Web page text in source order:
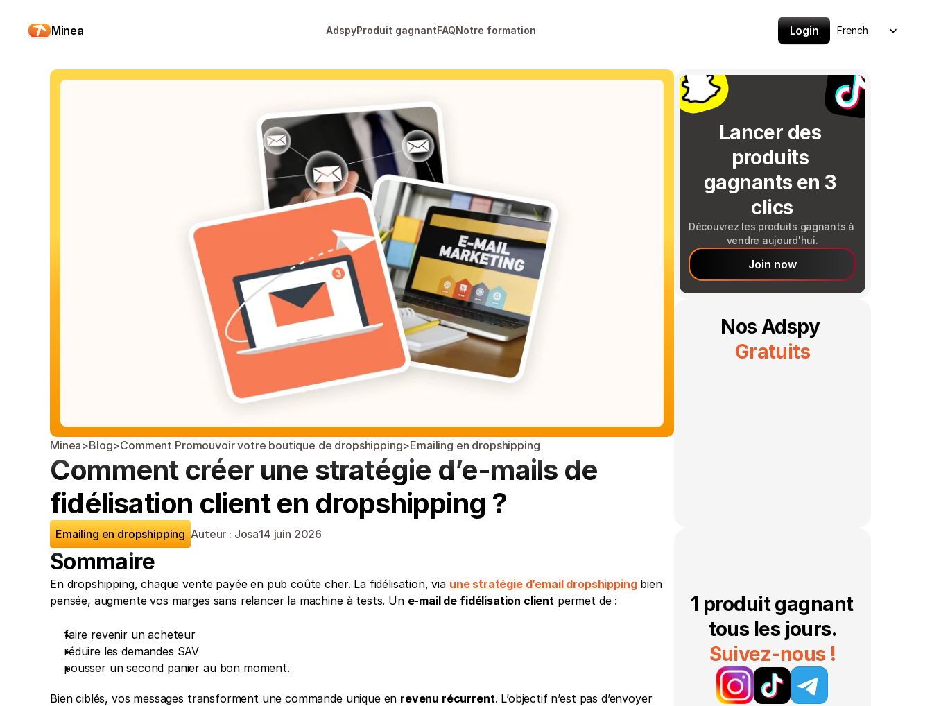
Minea AdspyProduit gagnantFAQNotre formation Login
Select Language
French
Minea>Blog>Comment Promouvoir votre boutique de dropshipping>Emailing en dropshipping
Comment créer une stratégie d’e-mails de
fidélisation client en dropshipping ?
Emailing en dropshipping Auteur : Josa14 juin 2026
Sommaire
En dropshipping, chaque vente payée en pub coûte cher. La fidélisation, via une stratégie d’email dropshipping bien
pensée, augmente vos marges sans relancer la machine à tests. Un e-mail de fidélisation client permet de :
faire revenir un acheteur
réduire les demandes SAV
pousser un second panier au bon moment.
Bien ciblés, vos messages transforment une commande unique en revenu récurrent. L’objectif n’est pas d’envoyer
Lancer des
produits
gagnants en 3
clics
Découvrez les produits gagnants à
vendre aujourd'hui.
Join now
Nos Adspy
Gratuits
1 produit gagnant
tous les jours.
Suivez-nous !